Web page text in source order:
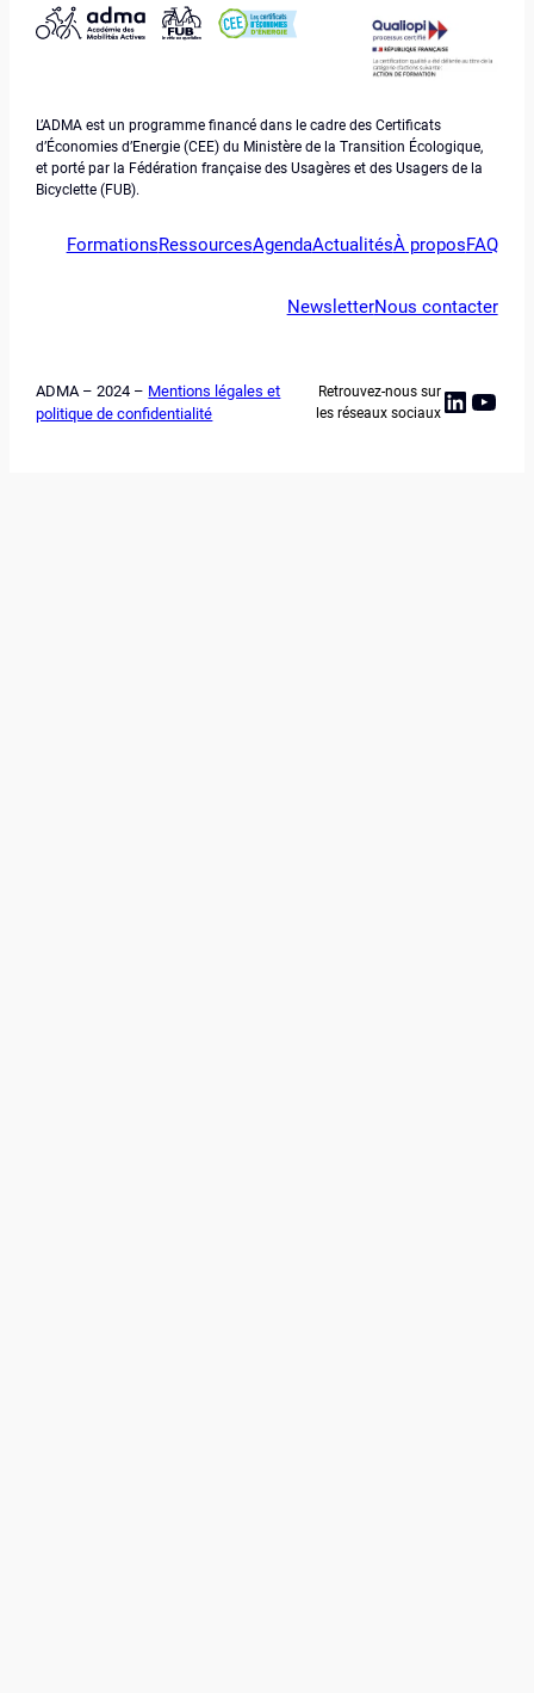
L’ADMA est un programme financé dans le cadre des Certificats
d’Économies d’Energie (CEE) du Ministère de la Transition Écologique,
et porté par la Fédération française des Usagères et des Usagers de la
Bicyclette (FUB).
FormationsRessourcesAgendaActualitésÀ proposFAQ
NewsletterNous contacter
ADMA – 2024 – Mentions légales et
politique de confidentialité
Retrouvez-nous sur
les réseaux sociaux